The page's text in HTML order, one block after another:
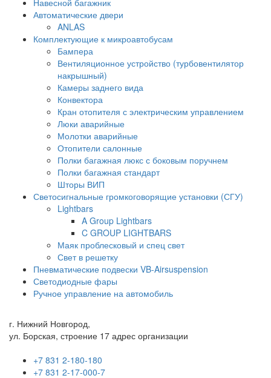
Навесной багажник
Автоматические двери
ANLAS
Комплектующие к микроавтобусам
Бампера
Вентиляционное устройство (турбовентилятор
накрышный)
Камеры заднего вида
Конвектора
Кран отопителя с электрическим управлением
Люки аварийные
Молотки аварийные
Отопители салонные
Полки багажная люкс с боковым поручнем
Полки багажная стандарт
Шторы ВИП
Светосигнальные громкоговорящие установки (СГУ)
Lightbars
A Group Lightbars
C GROUP LIGHTBARS
Маяк проблесковый и спец свет
Свет в решетку
Пневматические подвески VB-Airsuspension
Светодиодные фары
Ручное управление на автомобиль
г. Нижний Новгород,
ул. Борская, строение 17 адрес организации
+7 831 2-180-180
+7 831 2-17-000-7